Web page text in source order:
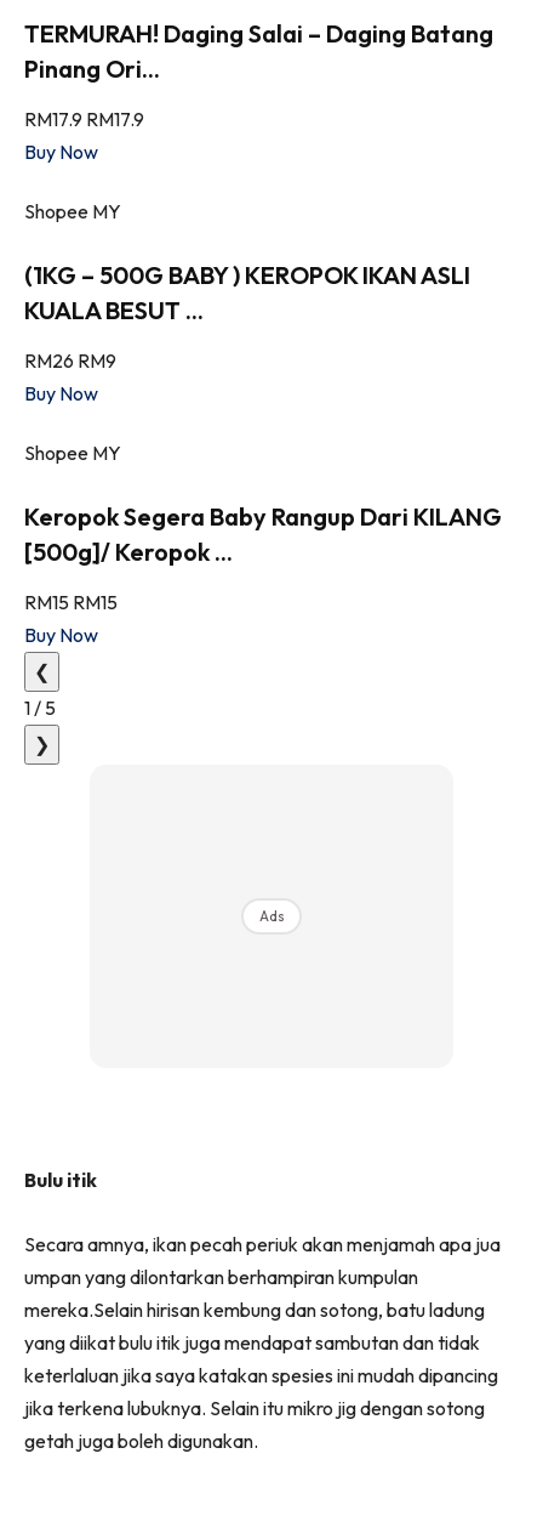
TERMURAH! Daging Salai – Daging Batang
Pinang Ori...
RM17.9 RM17.9
Buy Now
Shopee MY
(1KG – 500G BABY ) KEROPOK IKAN ASLI
KUALA BESUT ...
RM26 RM9
Buy Now
Shopee MY
Keropok Segera Baby Rangup Dari KILANG
[500g]/ Keropok ...
RM15 RM15
Buy Now
❮
1 / 5
❯
Ads
Bulu itik
Secara amnya, ikan pecah periuk akan menjamah apa jua
umpan yang dilontarkan berhampiran kumpulan
mereka.Selain hirisan kembung dan sotong, batu ladung
yang diikat bulu itik juga mendapat sambutan dan tidak
keterlaluan jika saya katakan spesies ini mudah dipancing
jika terkena lubuknya. Selain itu mikro jig dengan sotong
getah juga boleh digunakan.